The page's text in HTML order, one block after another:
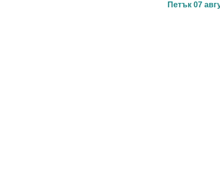
Петък 07